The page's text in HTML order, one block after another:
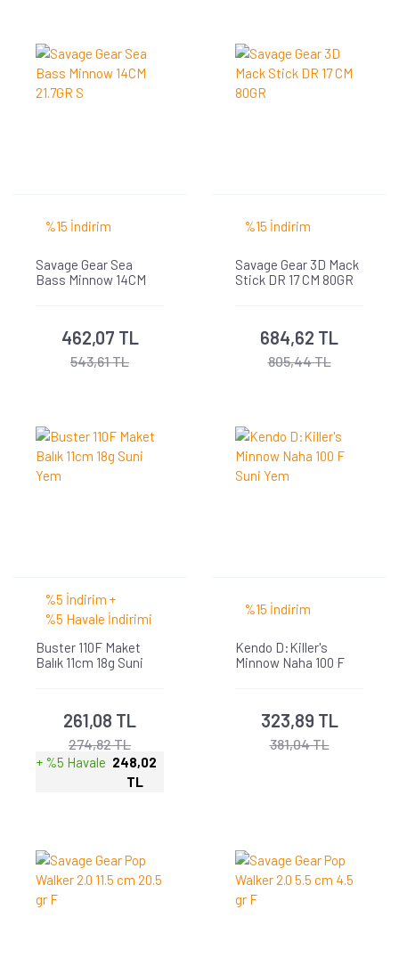
%15 İndirim
Savage Gear Sea
Bass Minnow 14CM
462,07 TL
543,61 TL
%15 İndirim
Savage Gear 3D Mack
Stick DR 17 CM 80GR
684,62 TL
805,44 TL
%5 İndirim +
%5 Havale İndirimi
Buster 110F Maket
Balık 11cm 18g Suni
261,08 TL
274,82 TL
+ %5 Havale 248,02
TL
%15 İndirim
Kendo D:Killer's
Minnow Naha 100 F
323,89 TL
381,04 TL